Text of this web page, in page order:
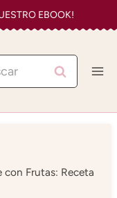
EBOOK!
con Frutas: Receta